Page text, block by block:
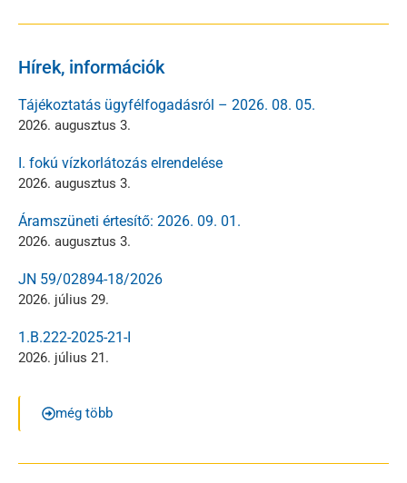
Hírek, információk
Tájékoztatás ügyfélfogadásról – 2026. 08. 05.
2026. augusztus 3.
I. fokú vízkorlátozás elrendelése
2026. augusztus 3.
Áramszüneti értesítő: 2026. 09. 01.
2026. augusztus 3.
JN 59/02894-18/2026
2026. július 29.
1.B.222-2025-21-I
2026. július 21.
még több